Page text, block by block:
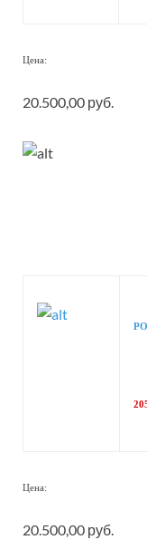
Цена:
20.500,00 руб.
Цена:
20.500,00 руб.